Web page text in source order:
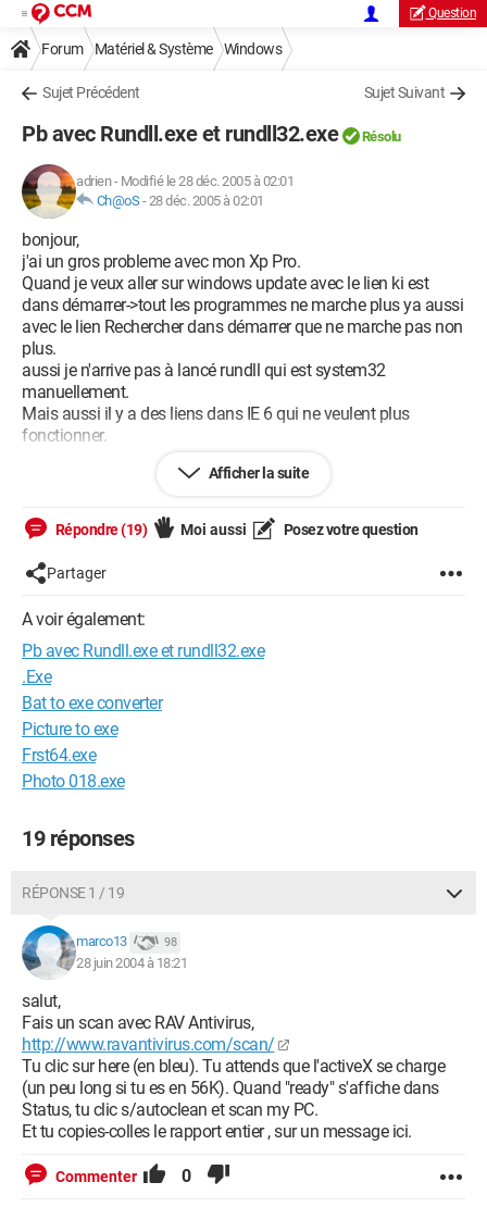
Question
Forum Matériel & Système Windows
Sujet Précédent Sujet Suivant
Pb avec Rundll.exe et rundll32.exe Résolu
adrien- Modifié le 28 déc. 2005 à 02:01
Ch@oS-28 déc. 2005 à 02:01
bonjour,
j'ai un gros probleme avec mon Xp Pro.
Quand je veux aller sur windows update avec le lien ki est
dans démarrer->tout les programmes ne marche plus ya aussi
avec le lien Rechercher dans démarrer que ne marche pas non
plus.
aussi je n'arrive pas à lancé rundll qui est system32
manuellement.
Mais aussi il y a des liens dans IE 6 qui ne veulent plus
fonctionner.
----------------------------------------
-------------Adrien-------------------
----------------------------------------
Afficher la suite
Répondre (19) Moi aussi Posez votre question
Partager
A voir également:
Pb avec Rundll.exe et rundll32.exe
.Exe
Bat to exe converter
Picture to exe
Frst64.exe
Photo 018.exe
19 réponses
RÉPONSE 1 / 19
marco13 98
28 juin 2004 à 18:21
salut,
Fais un scan avec RAV Antivirus,
http://www.ravantivirus.com/scan/
Tu clic sur here (en bleu). Tu attends que l'activeX se charge
(un peu long si tu es en 56K). Quand "ready" s'affiche dans
Status, tu clic s/autoclean et scan my PC.
Et tu copies-colles le rapport entier , sur un message ici.
Commenter 0